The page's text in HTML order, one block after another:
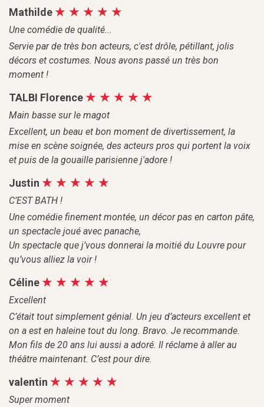
Mathilde
Une comédie de qualité...
Servie par de très bon acteurs, c'est drôle, pétillant, jolis
décors et costumes. Nous avons passé un très bon
moment !
TALBI Florence
Main basse sur le magot
Excellent, un beau et bon moment de divertissement, la
mise en scène soignée, des acteurs pros qui portent la voix
et puis de la gouaille parisienne j'adore !
Justin
C’EST BATH !
Une comédie finement montée, un décor pas en carton pâte,
un spectacle joué avec panache,
Un spectacle que j’vous donnerai la moitié du Louvre pour
qu’vous alliez la voir !
Céline
Excellent
C’était tout simplement génial. Un jeu d’acteurs excellent et
on a est en haleine tout du long. Bravo. Je recommande.
Mon fils de 20 ans lui aussi a adoré. Il réclame à aller au
théâtre maintenant. C’est pour dire.
valentin
Super moment